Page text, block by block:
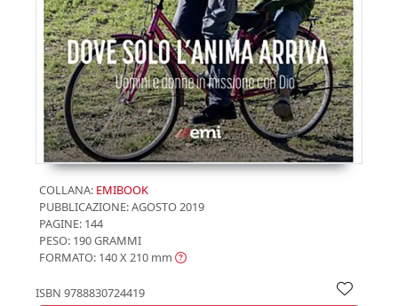
COLLANA: EMIBOOK
PUBBLICAZIONE:AGOSTO 2019
PAGINE: 144
PESO: 190 GRAMMI
FORMATO: 140 X 210 mm
ISBN 9788830724419